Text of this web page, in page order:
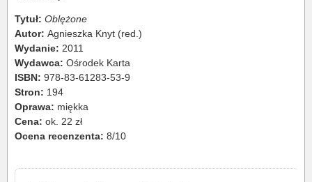
Tytuł: Oblężone
Autor: Agnieszka Knyt (red.)
Wydanie: 2011
Wydawca: Ośrodek Karta
ISBN: 978-83-61283-53-9
Stron: 194
Oprawa: miękka
Cena: ok. 22 zł
Ocena recenzenta: 8/10